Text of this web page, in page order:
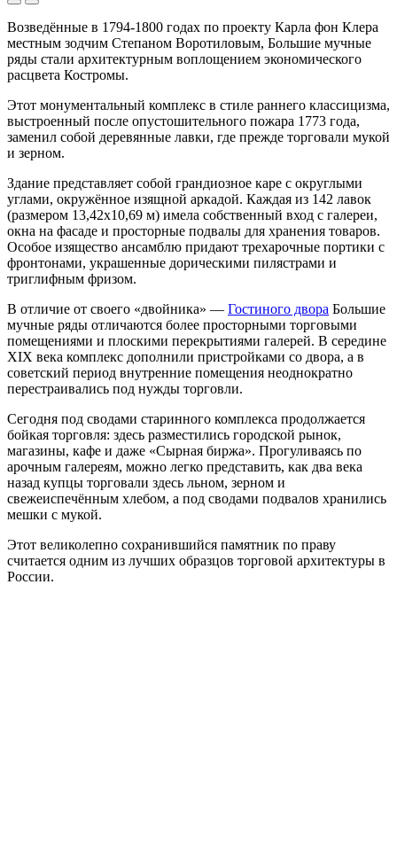
Возведённые в 1794-1800 годах по проекту Карла фон Клера
местным зодчим Степаном Воротиловым, Большие мучные
ряды стали архитектурным воплощением экономического
расцвета Костромы.
Этот монументальный комплекс в стиле раннего классицизма,
выстроенный после опустошительного пожара 1773 года,
заменил собой деревянные лавки, где прежде торговали мукой
и зерном.
Здание представляет собой грандиозное каре с округлыми
углами, окружённое изящной аркадой. Каждая из 142 лавок
(размером 13,42х10,69 м) имела собственный вход с галереи,
окна на фасаде и просторные подвалы для хранения товаров.
Особое изящество ансамблю придают трехарочные портики с
фронтонами, украшенные дорическими пилястрами и
триглифным фризом.
В отличие от своего «двойника» — Гостиного двора Большие
мучные ряды отличаются более просторными торговыми
помещениями и плоскими перекрытиями галерей. В середине
XIX века комплекс дополнили пристройками со двора, а в
советский период внутренние помещения неоднократно
перестраивались под нужды торговли.
Сегодня под сводами старинного комплекса продолжается
бойкая торговля: здесь разместились городской рынок,
магазины, кафе и даже «Сырная биржа». Прогуливаясь по
арочным галереям, можно легко представить, как два века
назад купцы торговали здесь льном, зерном и
свежеиспечённым хлебом, а под сводами подвалов хранились
мешки с мукой.
Этот великолепно сохранившийся памятник по праву
считается одним из лучших образцов торговой архитектуры в
России.